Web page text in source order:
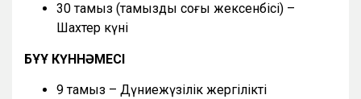
30 тамыз (тамыздың соңғы жексенбісі) –
Шахтер күні
БҰҰ КҮННӘМЕСІ
9 тамыз – Дүниежүзілік жергілікті